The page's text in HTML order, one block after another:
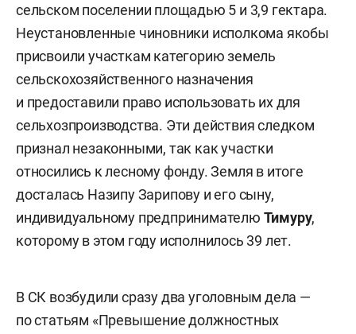
сельском поселении площадью 5 и 3,9 гектара.
Неустановленные чиновники исполкома якобы
присвоили участкам категорию земель
сельскохозяйственного назначения
и предоставили право использовать их для
сельхозпроизводства. Эти действия следком
признал незаконными, так как участки
относились к лесному фонду. Земля в итоге
досталась Назипу Зарипову и его сыну,
индивидуальному предпринимателю Тимуру,
которому в этом году исполнилось 39 лет.
В СК возбудили сразу два уголовным дела —
по статьям «Превышение должностных